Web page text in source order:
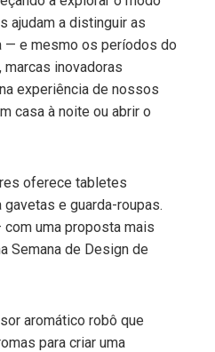
ajudam a distinguir as
— e mesmo os períodos do
inovadoras
experiência de nossos
casa à noite ou abrir o
oferece tabletes
e guarda-roupas.
uma proposta mais
Semana de Design de
aromático robô que
para criar uma